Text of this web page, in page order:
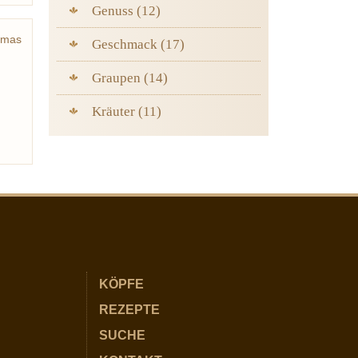
Genuss (12)
Geschmack (17)
Graupen (14)
Kräuter (11)
KÖPFE
REZEPTE
SUCHE